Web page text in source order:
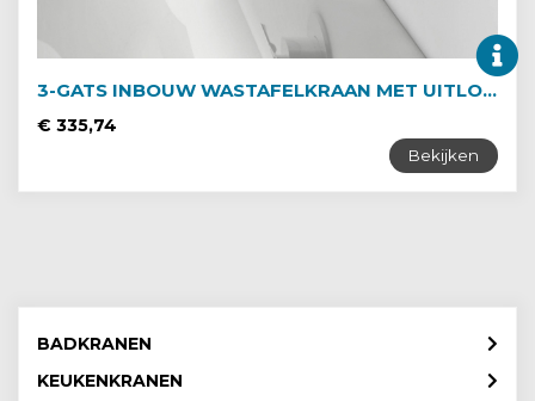
BADKRANEN
KEUKENKRANEN
3-GATS INBOUW WASTAFELKRAAN MET UITLOOP VAN 245MM
€ 335,74
Bekijken